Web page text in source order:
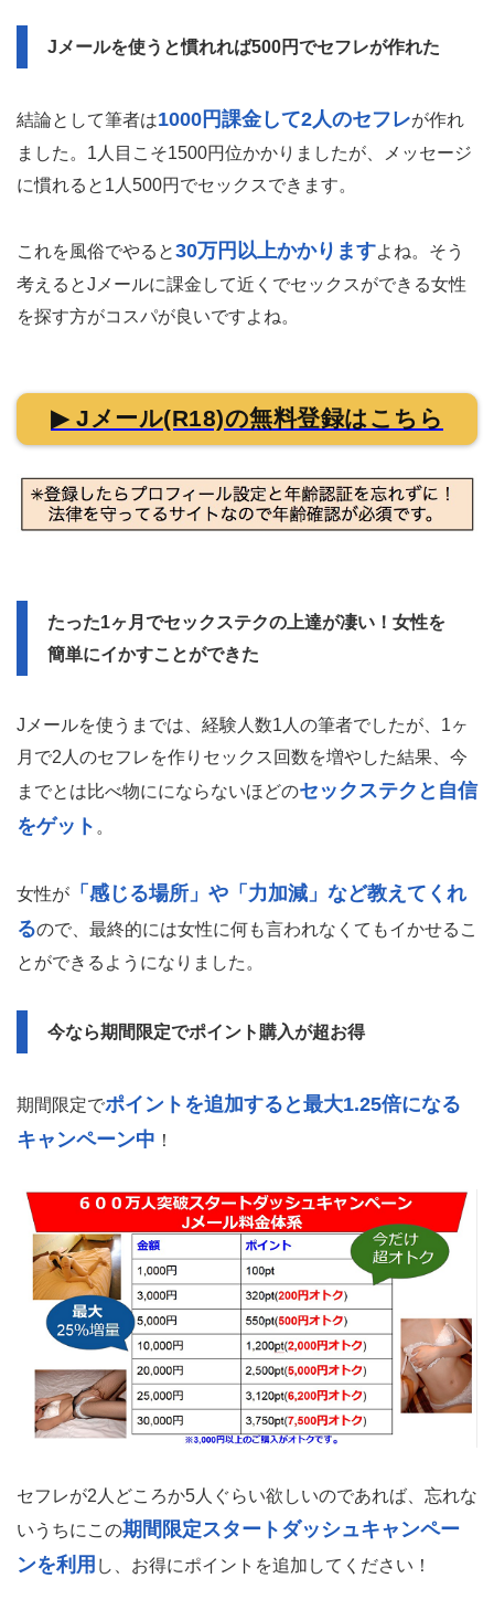
す。
都内には色々なところにJメールが掲載されていて信頼で
きるのも女性に人気の理由の1つ。
Jメールを使うと慣れれば500円でセフレが作れた
結論として筆者は1000円課金して2人のセフレが作れ
ました。1人目こそ1500円位かかりましたが、メッセージ
これを風俗でやると30万円以上かかります
よね。そう
考えるとJメールに課金して近くでセックスができる女性
▶ Jメール(R18)の無料登録はこちら
簡単にイかすことができた
Jメールを使うまでは、経験人数1人の筆者でしたが、1ヶ
月で2人のセフレを作りセックス回数を増やした結果、今
をゲット。
女性が「感じる場所」や「力加減」など教えてくれ
ので、最終的には女性に何も言われなくてもイかせるこ
とができるようになりました。
今なら期間限定でポイント購入が超お得
期間限定でポイントを追加すると最大1.25倍になる
キャンペーン中！